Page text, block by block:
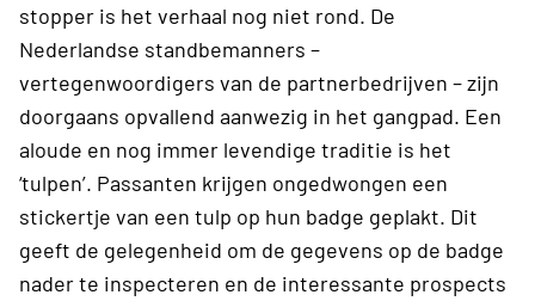
stopper is het verhaal nog niet rond. De
Nederlandse standbemanners –
vertegenwoordigers van de partnerbedrijven – zijn
doorgaans opvallend aanwezig in het gangpad. Een
aloude en nog immer levendige traditie is het
‘tulpen’. Passanten krijgen ongedwongen een
stickertje van een tulp op hun badge geplakt. Dit
geeft de gelegenheid om de gegevens op de badge
nader te inspecteren en de interessante prospects